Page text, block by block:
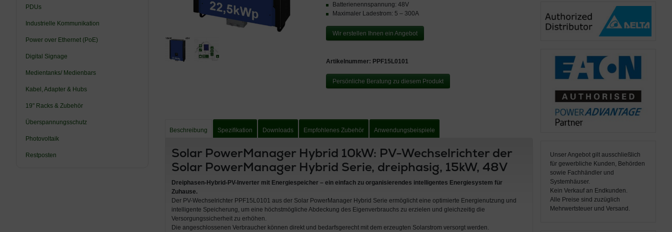
PDUs
Industrielle Kommunikation
Power over Ethernet (PoE)
Digital Signage
Medientanks/ Medienbars
Kabel, Adapter & Hubs
19" Racks & Zubehör
Überspannungsschutz
Photovoltaik
Restposten
Batterienennspannung: 48V
Maximaler Ladestrom: 5 – 300A
Wir erstellen Ihnen ein Angebot
Artikelnummer: PPF15L0101
Persönliche Beratung zu diesem Produkt
Beschreibung Spezifikation Downloads Empfohlenes Zubehör Anwendungsbeispiele
Solar PowerManager Hybrid 10kW: PV-Wechselrichter der
Solar PowerManager Hybrid Serie, dreiphasig, 15kW, 48V
Dreiphasen-Hybrid-PV-Inverter mit Energiespeicher – ein einfach zu organisierendes intelligentes Energiesystem für
Zuhause.
Der PV-Wechselrichter PPF15L0101 aus der Solar PowerManager Hybrid Serie ermöglicht eine optimierte Energienutzung und
intelligente Speicherung, um eine höchstmögliche Abdeckung des Eigenverbrauchs zu erzielen und gleichzeitig die
Versorgungssicherheit zu erhöhen.
Die angeschlossenen Verbraucher können direkt und bedarfsgerecht mit dem erzeugten Solarstrom versorgt werden.
Unser Angebot gilt ausschließlich
für gewerbliche Kunden, Behörden
sowie Fachhändler und
Systemhäuser.
Kein Verkauf an Endkunden.
Alle Preise sind zuzüglich
Mehrwertsteuer und Versand.